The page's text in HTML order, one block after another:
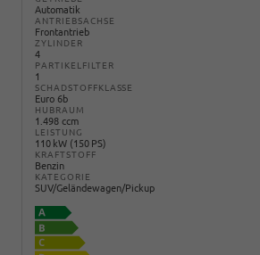
Automatik
ANTRIEBSACHSE
Frontantrieb
ZYLINDER
4
PARTIKELFILTER
1
SCHADSTOFFKLASSE
Euro 6b
HUBRAUM
1.498 ccm
LEISTUNG
110 kW (150 PS)
KRAFTSTOFF
Benzin
KATEGORIE
SUV/Geländewagen/Pickup